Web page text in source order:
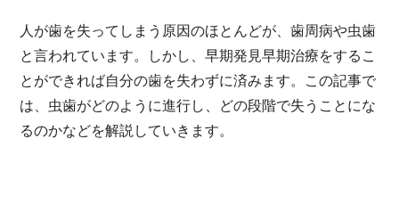
人が歯を失ってしまう原因のほとんどが、歯周病や虫歯
と言われています。しかし、早期発見早期治療をするこ
とができれば自分の歯を失わずに済みます。この記事で
は、虫歯がどのように進行し、どの段階で失うことにな
るのかなどを解説していきます。